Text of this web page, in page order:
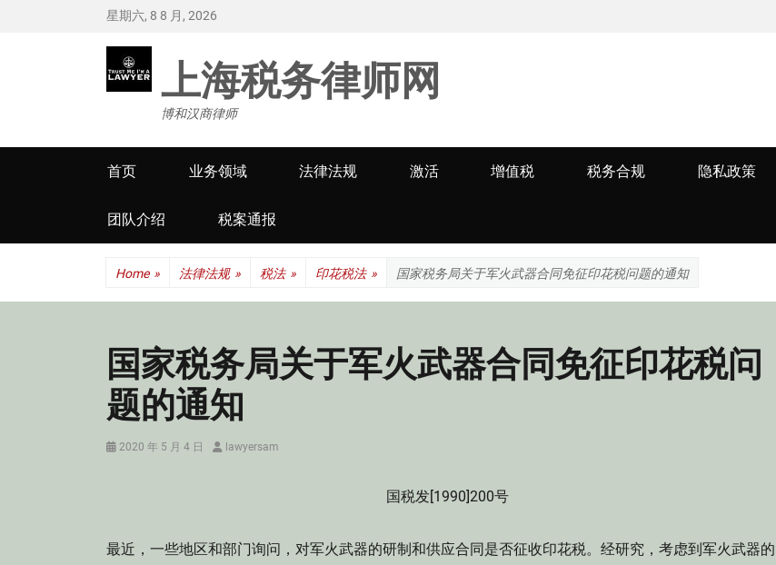
星期六, 8 8 月, 2026
上海税务律师网
博和汉商律师
Primary
menu
首页 业务领域 法律法规 激活 增值税 税务合规 隐私政策
团队介绍 税案通报
Home » 法律法规 » 税法 » 印花税法 » 国家税务局关于军火武器合同免征印花税问题的通知
国家税务局关于军火武器合同免征印花税问
题的通知
Posted
2020 年 5 月 4 日 Authorlawyersam
国税发[1990]200号
最近，一些地区和部门询问，对军火武器的研制和供应合同是否征收印花税。经研究，考虑到军火武器的